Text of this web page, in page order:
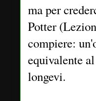
ma per
Potter
compiere:
equivalente
longevi.